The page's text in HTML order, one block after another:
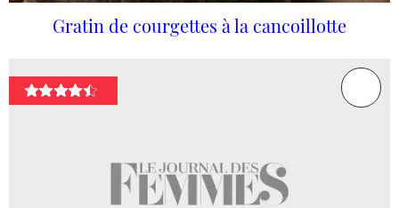
Gratin de courgettes à la cancoillotte